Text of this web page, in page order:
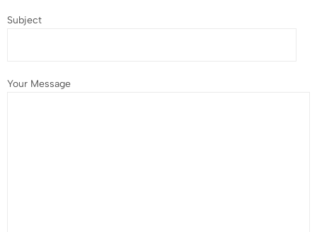
Subject
Your Message